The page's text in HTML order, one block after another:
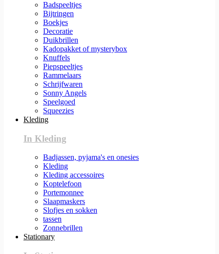
Badspeeltjes
Bijtringen
Boekjes
Decoratie
Duikbrillen
Kadopakket of mysterybox
Knuffels
Piepspeeltjes
Rammelaars
Schrijfwaren
Sonny Angels
Speelgoed
Squeezies
Kleding
In Kleding
Badjassen, pyjama's en onesies
Kleding
Kleding accessoires
Koptelefoon
Portemonnee
Slaapmaskers
Slofjes en sokken
tassen
Zonnebrillen
Stationary